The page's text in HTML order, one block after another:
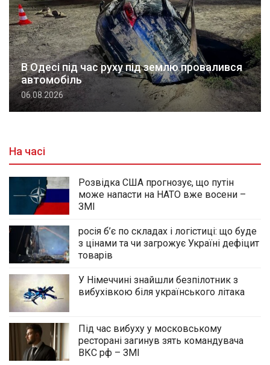
В Одесі під час руху під землю провалився
автомобіль
06.08.2026
На часі
Розвідка США прогнозує, що путін
може напасти на НАТО вже восени –
ЗМІ
росія б’є по складах і логістиці: що буде
з цінами та чи загрожує Україні дефіцит
товарів
У Німеччині знайшли безпілотник з
вибухівкою біля українського літака
Під час вибуху у московському
ресторані загинув зять командувача
ВКС рф – ЗМІ